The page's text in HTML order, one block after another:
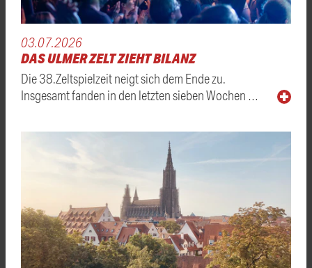
03.07.2026
DAS ULMER ZELT ZIEHT BILANZ
Die 38.Zeltspielzeit neigt sich dem Ende zu.
Insgesamt fanden in den letzten sieben Wochen …